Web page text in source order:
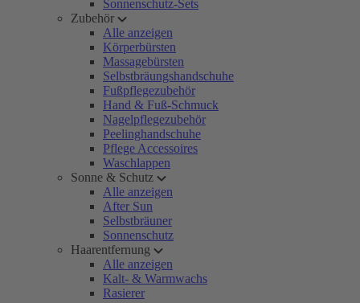
Sonnenschutz-Sets
Zubehör
Alle anzeigen
Körperbürsten
Massagebürsten
Selbstbräungshandschuhe
Fußpflegezubehör
Hand & Fuß-Schmuck
Nagelpflegezubehör
Peelinghandschuhe
Pflege Accessoires
Waschlappen
Sonne & Schutz
Alle anzeigen
After Sun
Selbstbräuner
Sonnenschutz
Haarentfernung
Alle anzeigen
Kalt- & Warmwachs
Rasierer